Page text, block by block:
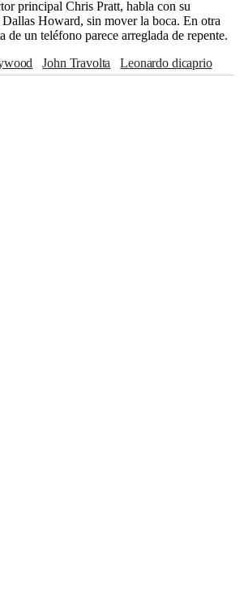
principal Chris Pratt, habla con su
Howard, sin mover la boca. En otra
de un teléfono parece arreglada de repente.
John Travolta
leonardo dicaprio